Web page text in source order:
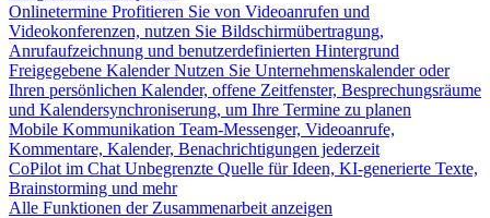
Onlinetermine Profitieren Sie von Videoanrufen und
Videokonferenzen, nutzen Sie Bildschirmübertragung,
Anrufaufzeichnung und benutzerdefinierten Hintergrund
Freigegebene Kalender Nutzen Sie Unternehmenskalender oder
Ihren persönlichen Kalender, offene Zeitfenster, Besprechungsräume
und Kalendersynchroniserung, um Ihre Termine zu planen
Mobile Kommunikation Team-Messenger, Videoanrufe,
Kommentare, Kalender, Benachrichtigungen jederzeit
CoPilot im Chat Unbegrenzte Quelle für Ideen, KI-generierte Texte,
Brainstorming und mehr
Alle Funktionen der Zusammenarbeit anzeigen